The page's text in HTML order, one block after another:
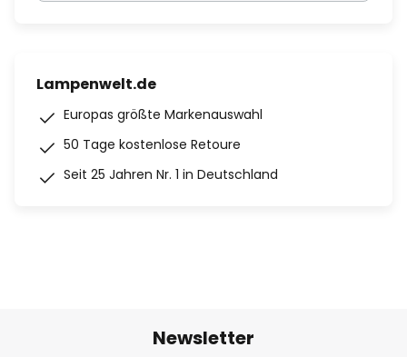
Lampenwelt.de
Europas größte Markenauswahl
50 Tage kostenlose Retoure
Seit 25 Jahren Nr. 1 in Deutschland
Newsletter